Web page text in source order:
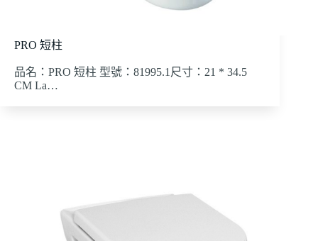
PRO 短柱
品名：PRO 短柱 型號：81995.1尺寸：21 * 34.5
CM La…